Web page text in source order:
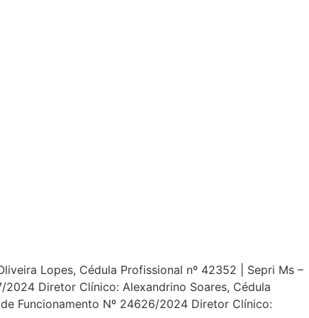
Lopes, Cédula Profissional nº 42352 | Sepri Ms –
2024 Diretor Clínico: Alexandrino Soares, Cédula
Funcionamento Nº 24626/2024 Diretor Clínico: